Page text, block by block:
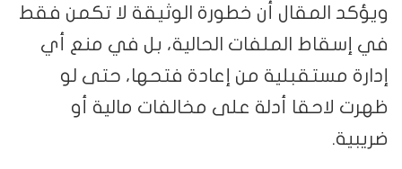
ويؤكد المقال أن خطورة الوثيقة لا تكمن فقط
في إسقاط الملفات الحالية، بل في منع أي
إدارة مستقبلية من إعادة فتحها، حتى لو
ظهرت لاحقا أدلة على مخالفات مالية أو
ضريبية.